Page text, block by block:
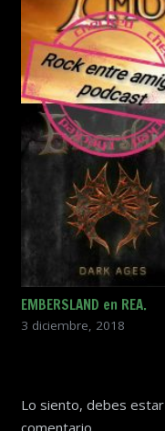
EMBERSLAND en REA.
3 diciembre, 2018
Lo siento, debes estar
comentario.